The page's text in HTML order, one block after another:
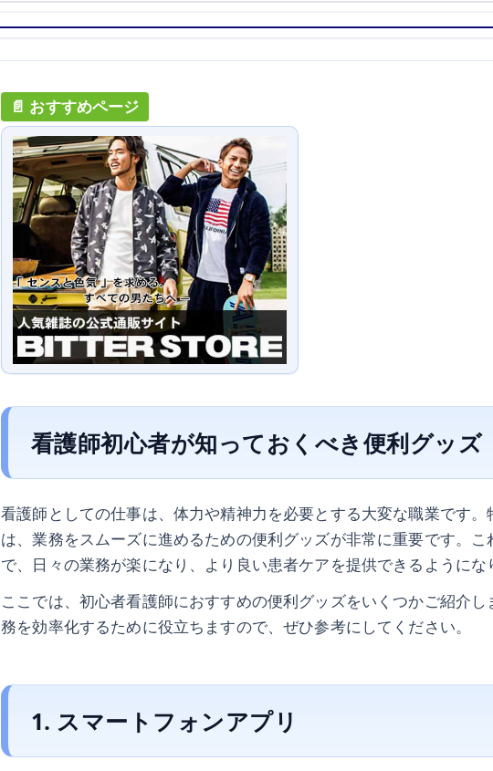
看護師初心者が知っておくべき便利グッズ
看護師としての仕事は、体力や精神力を必要とする大変な職業です
は、業務をスムーズに進めるための便利グッズが非常に重要です。こ
で、日々の業務が楽になり、より良い患者ケアを提供できるようにな
ここでは、初心者看護師におすすめの便利グッズをいくつかご紹介
務を効率化するために役立ちますので、ぜひ参考にしてください。
1. スマートフォンアプリ